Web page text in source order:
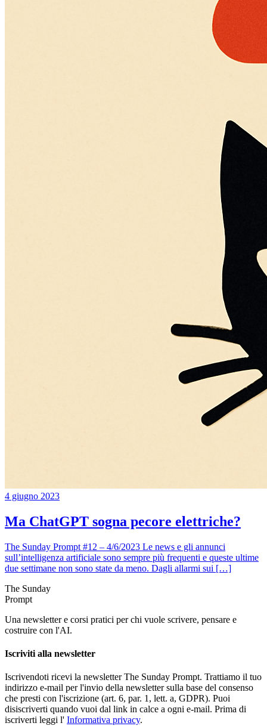
4 giugno 2023
Ma ChatGPT sogna pecore elettriche?
The Sunday Prompt #12 – 4/6/2023 Le news e gli annunci
sull’intelligenza artificiale sono sempre più frequenti e queste ultime
due settimane non sono state da meno. Dagli allarmi sui […]
The Sunday
Prompt
Una newsletter e corsi pratici per chi vuole scrivere, pensare e
costruire con l'AI.
Iscriviti alla newsletter
Iscrivendoti ricevi la newsletter The Sunday Prompt. Trattiamo il tuo
indirizzo e-mail per l'invio della newsletter sulla base del consenso
che presti con l'iscrizione (art. 6, par. 1, lett. a, GDPR). Puoi
disiscriverti quando vuoi dal link in calce a ogni e-mail. Prima di
iscriverti leggi l' Informativa privacy.